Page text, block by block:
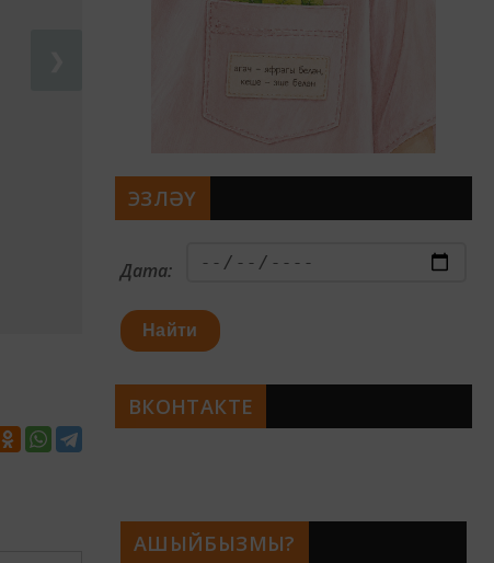
АШЫЙБЫЗМЫ?
ЭЗЛӘҮ
Дата:
Найти
ВКОНТАКТЕ